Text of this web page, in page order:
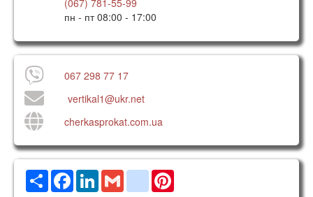
пн - пт 08:00 - 17:00
067 298 77 17
vertikal1@ukr.net
cherkasprokat.com.ua
РесурсFacebook
LinkedInGmail google_bookmarks